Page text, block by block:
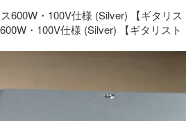
・100V仕様 (Silver) 【ギタリス